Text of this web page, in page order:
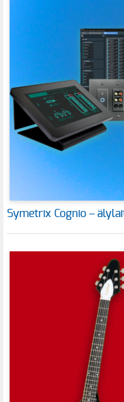
Symetrix Cognio –